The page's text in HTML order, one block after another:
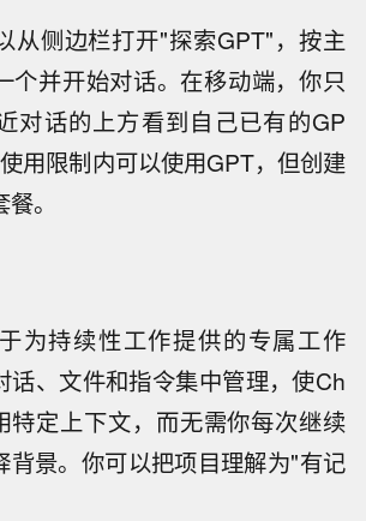
从侧边栏打开"探索GPT"，按主
个并开始对话。在移动端，你只
对话的上方看到自己已有的GP
用限制内可以使用GPT，但创建
。
为持续性工作提供的专属工作
话、文件和指令集中管理，使Ch
特定上下文，而无需你每次继续
背景。你可以把项目理解为"有记